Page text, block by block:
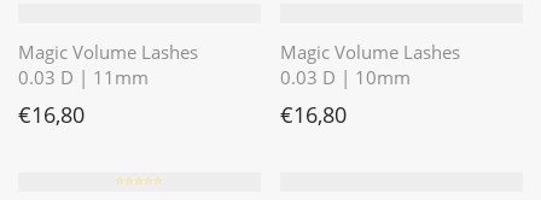
Magic Volume Lashes
0.03 D | 11mm
€16,80
Magic Volume Lashes
0.03 D | 10mm
€16,80
⭐️⭐️⭐️⭐️⭐️